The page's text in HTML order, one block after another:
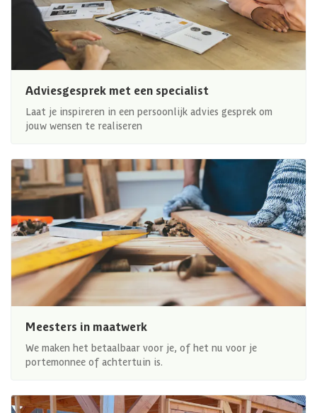
Adviesgesprek met een specialist
Laat je inspireren in een persoonlijk advies gesprek om
jouw wensen te realiseren
Meesters in maatwerk
We maken het betaalbaar voor je, of het nu voor je
portemonnee of achtertuin is.